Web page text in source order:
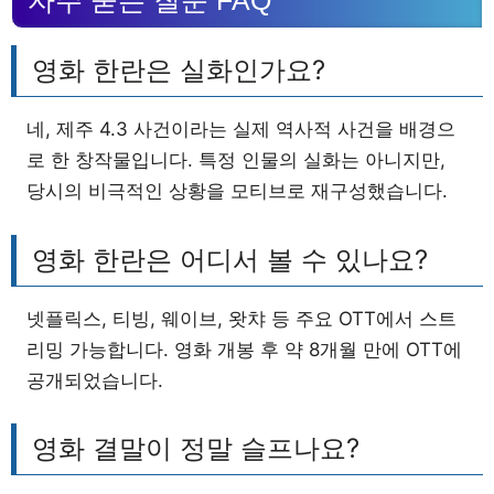
영화 한란은 실화인가요?
네, 제주 4.3 사건이라는 실제 역사적 사건을 배경으
로 한 창작물입니다. 특정 인물의 실화는 아니지만,
당시의 비극적인 상황을 모티브로 재구성했습니다.
영화 한란은 어디서 볼 수 있나요?
넷플릭스, 티빙, 웨이브, 왓챠 등 주요 OTT에서 스트
리밍 가능합니다. 영화 개봉 후 약 8개월 만에 OTT에
공개되었습니다.
영화 결말이 정말 슬프나요?